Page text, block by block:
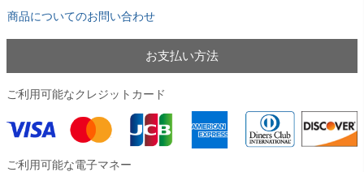
商品についてのお問い合わせ
お支払い方法
ご利用可能なクレジットカード
ご利用可能な電子マネー